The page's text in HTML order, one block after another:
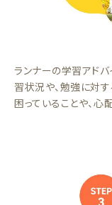
ランナーの学習アド
習状況や、勉強に対す
困っていることや、心